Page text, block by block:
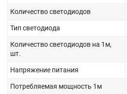
Количество светодиодов
Тип светодиода
Количество светодиодов на 1м,
шт.
Напряжение питания
Потребляемая мощность 1м